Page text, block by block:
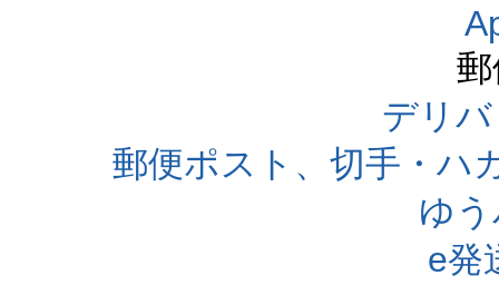
デリ
郵便ポスト、切手・ハ
ゆ
e発